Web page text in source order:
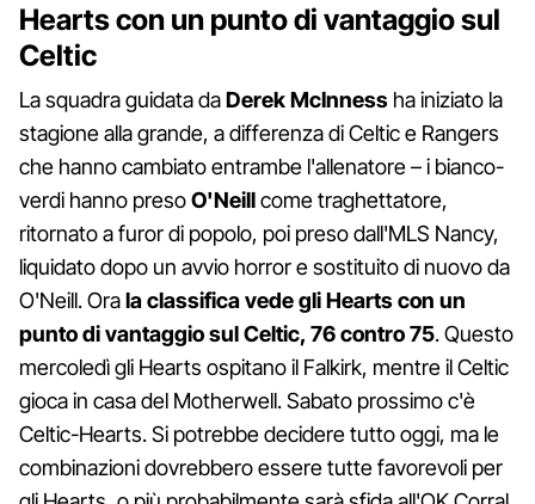
Hearts con un punto di vantaggio sul
Celtic
La squadra guidata daDerek McInness ha iniziato la
stagione alla grande, a differenza di Celtic e Rangers
che hanno cambiato entrambe l'allenatore – i bianco-
verdi hanno presoO'Neillcome traghettatore,
ritornato a furor di popolo, poi preso dall'MLS Nancy,
liquidato dopo un avvio horror e sostituito di nuovo da
O'Neill. Orala classifica vede gli Hearts con un
punto di vantaggio sul Celtic, 76 contro 75. Questo
mercoledì gli Hearts ospitano il Falkirk, mentre il Celtic
gioca in casa del Motherwell. Sabato prossimo c'è
Celtic-Hearts. Si potrebbe decidere tutto oggi, ma le
combinazioni dovrebbero essere tutte favorevoli per